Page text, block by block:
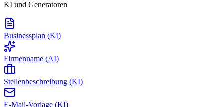
KI und Generatoren
Businessplan (KI)
Firmenname (AI)
Stellenbeschreibung (KI)
E-Mail-Vorlage (KI)